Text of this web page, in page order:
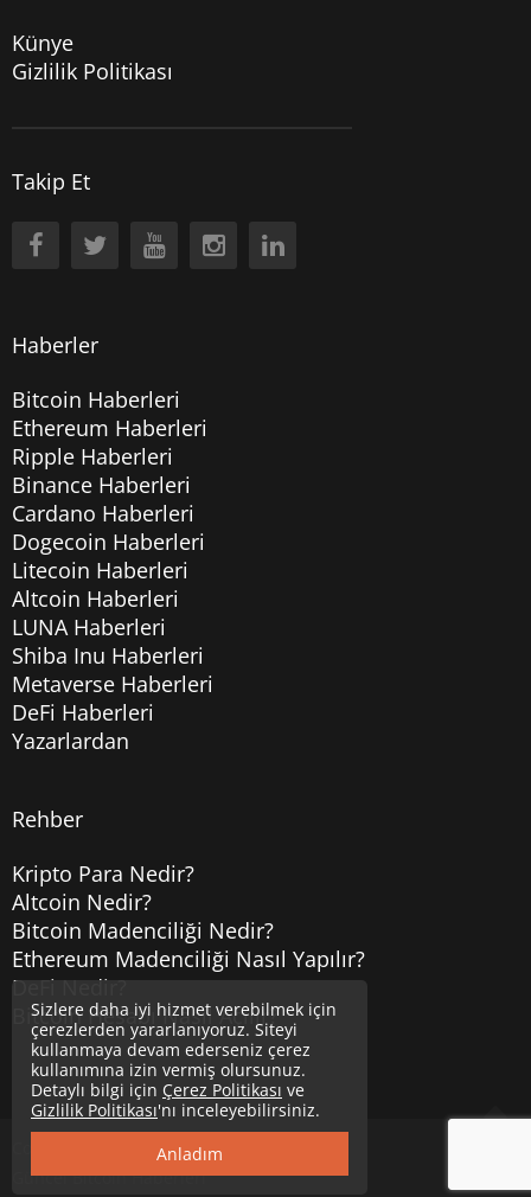
Künye
Gizlilik Politikası
Takip Et
Haberler
Bitcoin Haberleri
Ethereum Haberleri
Ripple Haberleri
Binance Haberleri
Cardano Haberleri
Dogecoin Haberleri
Litecoin Haberleri
Altcoin Haberleri
LUNA Haberleri
Shiba Inu Haberleri
Metaverse Haberleri
DeFi Haberleri
Yazarlardan
Rehber
Kripto Para Nedir?
Altcoin Nedir?
Bitcoin Madenciliği Nedir?
Ethereum Madenciliği Nasıl Yapılır?
DeFi Nedir?
Bitcoin Hesabı Nasıl Açılır?
Uzmancoin
Güncel Bitcoin Haberleri
Sizlere daha iyi hizmet verebilmek için
çerezlerden yararlanıyoruz. Siteyi
kullanmaya devam ederseniz çerez
kullanımına izin vermiş olursunuz.
Detaylı bilgi için Çerez Politikası ve
Gizlilik Politikası'nı inceleyebilirsiniz.
Anladım